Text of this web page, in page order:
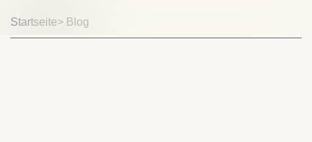
Startseite> Blog